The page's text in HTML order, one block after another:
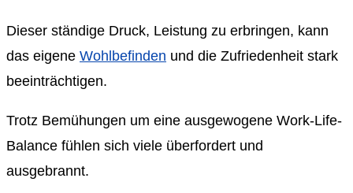
Dieser ständige Druck, Leistung zu erbringen, kann
das eigene Wohlbefinden und die Zufriedenheit stark
beeinträchtigen.
Trotz Bemühungen um eine ausgewogene Work-Life-
Balance fühlen sich viele überfordert und
ausgebrannt.